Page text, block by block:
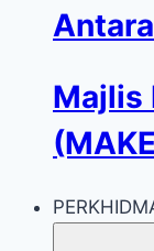
Majlis